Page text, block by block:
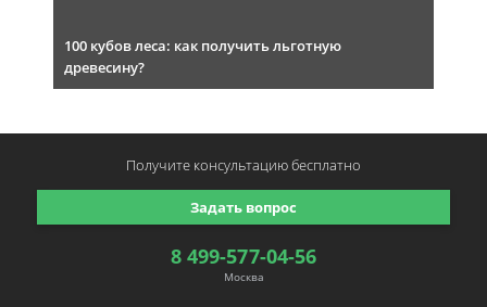
100 кубов леса: как получить льготную
древесину?
8 499-577-04-56
Москва
Задать вопрос
Получите консультациюбесплатно